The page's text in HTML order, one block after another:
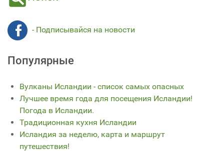
- Подписывайся на новости
Популярные
Вулканы Исландии - список самых опасных
Лучшее время года для посещения Исландии!
Погода в Исландии.
Традиционная кухня Исландии
Исландия за неделю, карта и маршрут
путешествия!